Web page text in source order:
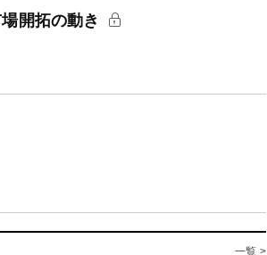
開拓の動き
一覧 >